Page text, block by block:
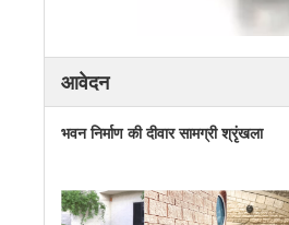
आवेदन
भवन निर्माण की दीवार सामग्री श्रृंखला